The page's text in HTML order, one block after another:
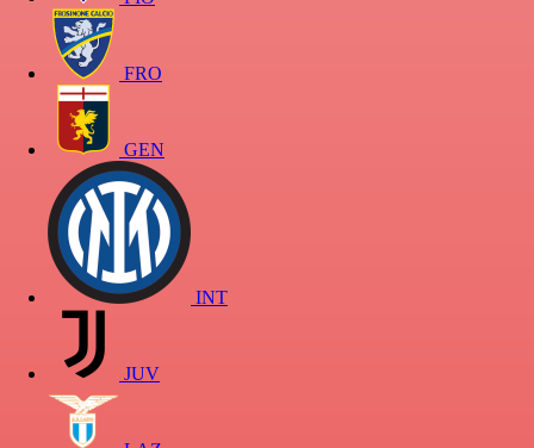
FRO
GEN
INT
JUV